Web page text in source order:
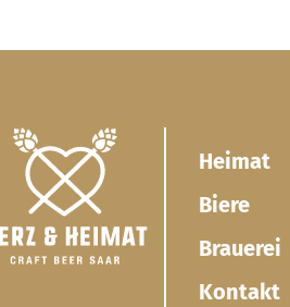
Heimat
Biere
Brauerei
Kontakt